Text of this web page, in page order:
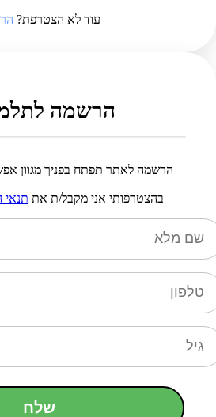
עוד לא הצטרפת?
הרשמה
הרשמה לאתר תפתח בפניך מגוון
בהצטרפותי אני מקבל/ת את תנאי
שלח